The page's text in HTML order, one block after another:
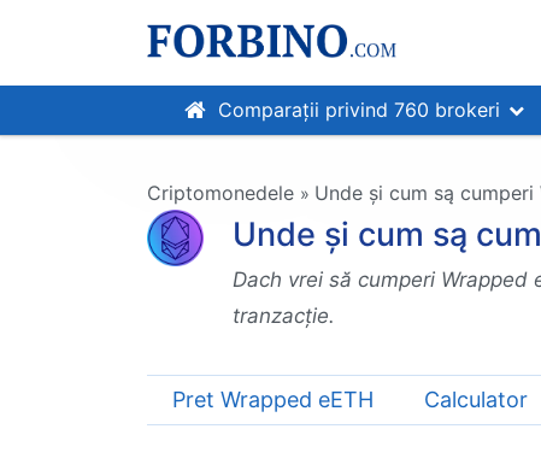
Comparații privind 760 brokeri
Criptomonedele » Unde și cum są
Unde și cum są
Dach vrei să cumperi
tranzacție.
Pret Wrapped eETH Calculator